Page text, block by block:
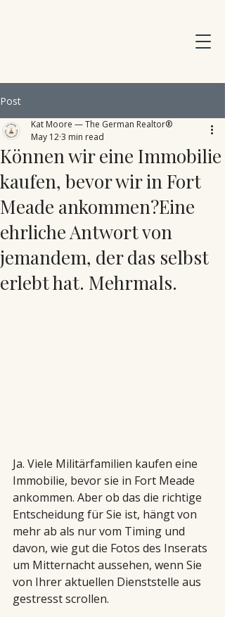
Post
Können wir eine Immobilie
kaufen, bevor wir in Fort
Meade ankommen?Eine
ehrliche Antwort von
jemandem, der das selbst
erlebt hat. Mehrmals.
Kat Moore — The German Realtor®
May 123 min read
Ja. Viele Militärfamilien kaufen eine
Immobilie, bevor sie in Fort Meade
ankommen. Aber ob das die richtige
Entscheidung für Sie ist, hängt von
mehr ab als nur vom Timing und
davon, wie gut die Fotos des Inserats
um Mitternacht aussehen, wenn Sie
von Ihrer aktuellen Dienststelle aus
gestresst scrollen.